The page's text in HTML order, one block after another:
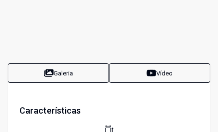
Galeria Vídeo
Características